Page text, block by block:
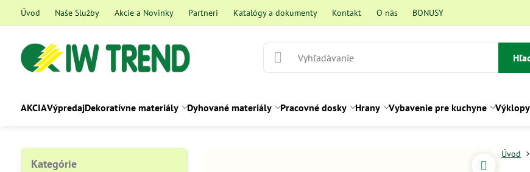
Úvod Naše Služby Akcie a Novinky Partneri Katalógy a dokumenty Kontakt O nás BONUSY
AKCIAVýpredajDekoratívne materiály Dyhované materiály Pracovné dosky Hrany Vybavenie pre kuchyne Výklopy
Úvod
Kategórie